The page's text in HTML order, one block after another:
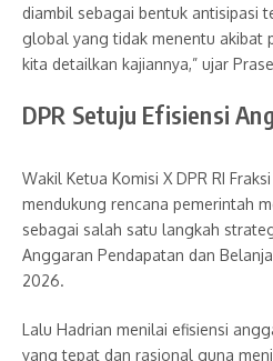
diambil sebagai bentuk antisipasi
global yang tidak menentu akibat
kita detailkan kajiannya,” ujar
DPR Setuju Efisiensi
Wakil Ketua Komisi X DPR RI
mendukung rencana pemerintah
sebagai salah satu langkah
Anggaran Pendapatan dan
2026.
Lalu Hadrian menilai efisiensi
yang tepat dan rasional guna